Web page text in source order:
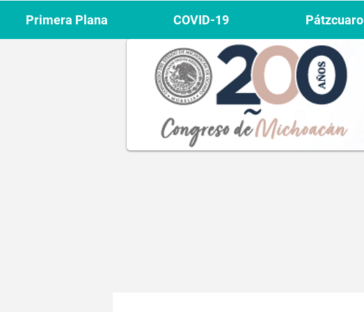
Primera Plana COVID-19 Pátzcuaro